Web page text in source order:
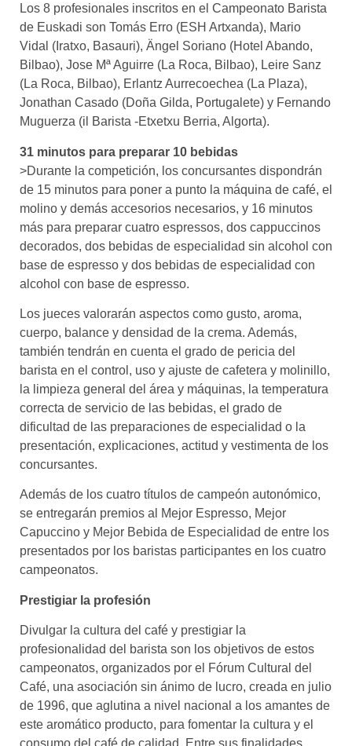
Los 8 profesionales inscritos en el Campeonato Barista
de Euskadi son Tomás Erro (ESH Artxanda), Mario
Vidal (Iratxo, Basauri), Ängel Soriano (Hotel Abando,
Bilbao), Jose Mª Aguirre (La Roca, Bilbao), Leire Sanz
(La Roca, Bilbao), Erlantz Aurrecoechea (La Plaza),
Jonathan Casado (Doña Gilda, Portugalete) y Fernando
Muguerza (il Barista -Etxetxu Berria, Algorta).
31 minutos para preparar 10 bebidas
>Durante la competición, los concursantes dispondrán
de 15 minutos para poner a punto la máquina de café, el
molino y demás accesorios necesarios, y 16 minutos
más para preparar cuatro espressos, dos cappuccinos
decorados, dos bebidas de especialidad sin alcohol con
base de espresso y dos bebidas de especialidad con
alcohol con base de espresso.
Los jueces valorarán aspectos como gusto, aroma,
cuerpo, balance y densidad de la crema. Además,
también tendrán en cuenta el grado de pericia del
barista en el control, uso y ajuste de cafetera y molinillo,
la limpieza general del área y máquinas, la temperatura
correcta de servicio de las bebidas, el grado de
dificultad de las preparaciones de especialidad o la
presentación, explicaciones, actitud y vestimenta de los
concursantes.
Además de los cuatro títulos de campeón autonómico,
se entregarán premios al Mejor Espresso, Mejor
Capuccino y Mejor Bebida de Especialidad de entre los
presentados por los baristas participantes en los cuatro
campeonatos.
Prestigiar la profesión
Divulgar la cultura del café y prestigiar la
profesionalidad del barista son los objetivos de estos
campeonatos, organizados por el Fórum Cultural del
Café, una asociación sin ánimo de lucro, creada en julio
de 1996, que aglutina a nivel nacional a los amantes de
este aromático producto, para fomentar la cultura y el